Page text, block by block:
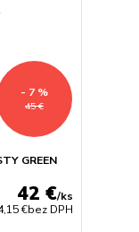
45 €
- 7 %
GREEN
42 €/ks
€bez DPH